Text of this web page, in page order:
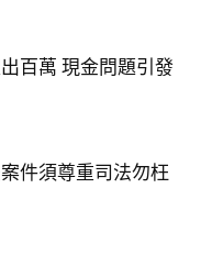
百萬 現金問題引發
件須尊重司法勿枉